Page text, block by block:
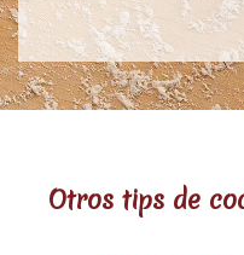
Otros tips de